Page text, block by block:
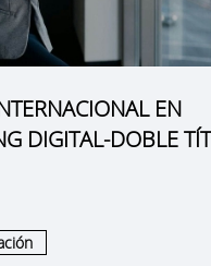
EN
DIGITAL-DOBLE